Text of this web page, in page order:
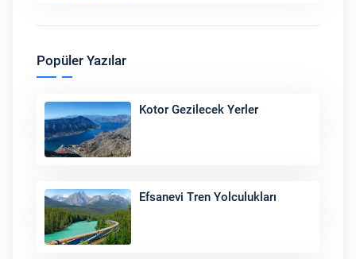
Popüler Yazılar
Kotor Gezilecek Yerler
Efsanevi Tren Yolculukları